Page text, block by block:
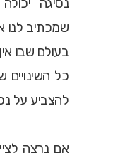
שמכתיב לנו
בעולם שבו
כל השינויים
להצביע על
אם נרצה